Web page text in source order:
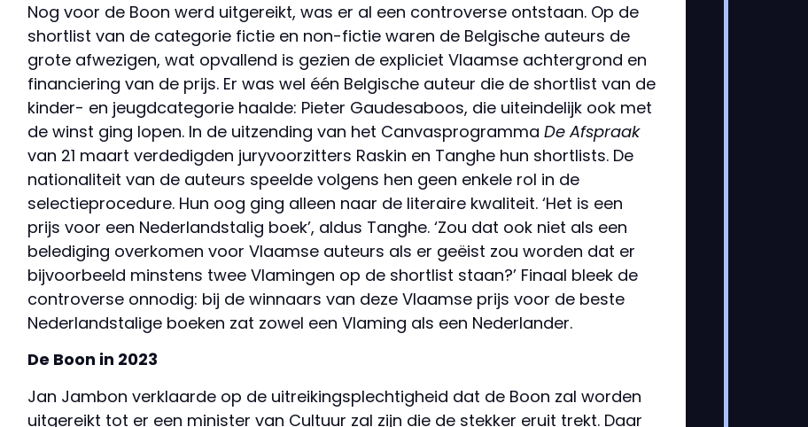
Nog voor de Boon werd uitgereikt, was er al een controverse ontstaan. Op de
shortlist van de categorie fictie en non-fictie waren de Belgische auteurs de
grote afwezigen, wat opvallend is gezien de expliciet Vlaamse achtergrond en
financiering van de prijs. Er was wel één Belgische auteur die de shortlist van de
kinder- en jeugdcategorie haalde: Pieter Gaudesaboos, die uiteindelijk ook met
de winst ging lopen. In de uitzending van het Canvasprogramma De Afspraak
van 21 maart verdedigden juryvoorzitters Raskin en Tanghe hun shortlists. De
nationaliteit van de auteurs speelde volgens hen geen enkele rol in de
selectieprocedure. Hun oog ging alleen naar de literaire kwaliteit. ‘Het is een
prijs voor een Nederlandstalig boek’, aldus Tanghe. ‘Zou dat ook niet als een
belediging overkomen voor Vlaamse auteurs als er geëist zou worden dat er
bijvoorbeeld minstens twee Vlamingen op de shortlist staan?’ Finaal bleek de
controverse onnodig: bij de winnaars van deze Vlaamse prijs voor de beste
Nederlandstalige boeken zat zowel een Vlaming als een Nederlander.
De Boon in 2023
Jan Jambon verklaarde op de uitreikingsplechtigheid dat de Boon zal worden
uitgereikt tot er een minister van Cultuur zal zijn die de stekker eruit trekt. Daar